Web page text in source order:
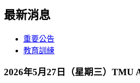
最新消息
重要公告
教育訓練
2026年5月27日（星期三）TMU